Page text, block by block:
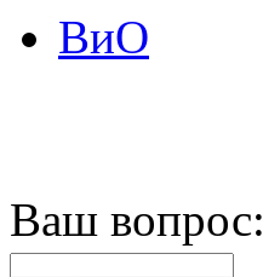
ВиО
Ваш вопрос: